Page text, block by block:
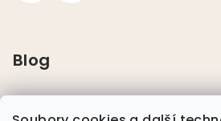
Blog
Pláštěnky pro psy